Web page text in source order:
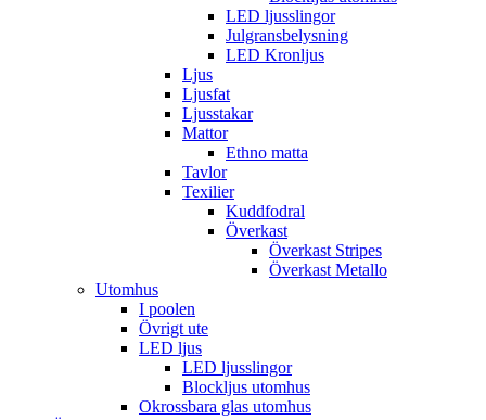
LED ljusslingor
Julgransbelysning
LED Kronljus
Ljus
Ljusfat
Ljusstakar
Mattor
Ethno matta
Tavlor
Texilier
Kuddfodral
Överkast
Överkast Stripes
Överkast Metallo
Utomhus
I poolen
Övrigt ute
LED ljus
LED ljusslingor
Blockljus utomhus
Okrossbara glas utomhus